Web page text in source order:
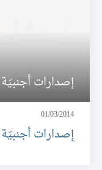
إصدارات أجنبيّة
01/03/2014
إصدارات أجنبيّة